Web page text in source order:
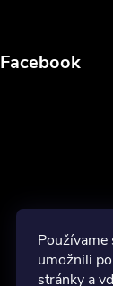
Používame
umožnili
stránky a
Facebook